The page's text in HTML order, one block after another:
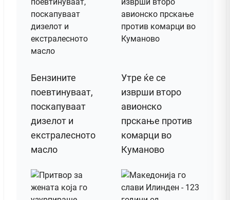
Бензините
поевтинуваат,
поскапуваат
дизелот и
екстралесното
масло
Утре ќе се
изврши второ
авионско
прскање против
комарци во
Куманово